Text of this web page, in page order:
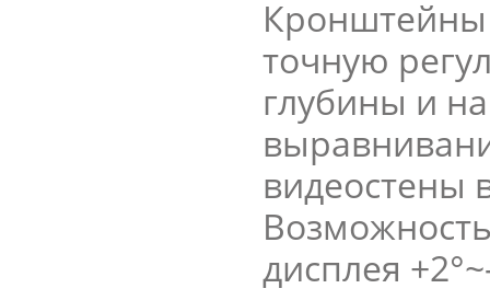
Кронштейны
точную
глубины и
видеостены
дисплея